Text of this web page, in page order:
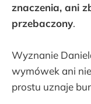
znaczenia, ani
przebaczony.
Wyznanie
wymówek ani
prostu uznaje